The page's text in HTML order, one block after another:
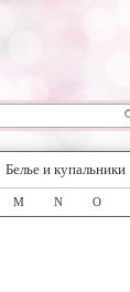
Белье и купальники
M N O